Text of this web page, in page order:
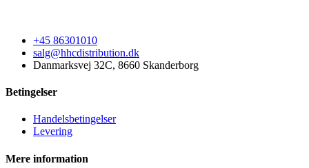
+45 86301010
salg@hhcdistribution.dk
Danmarksvej 32C, 8660 Skanderborg
Betingelser
Handelsbetingelser
Levering
Mere information